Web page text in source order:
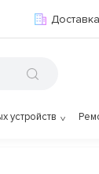
устройств